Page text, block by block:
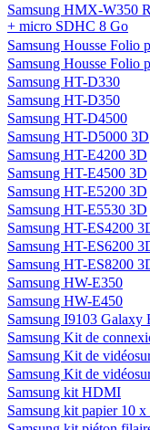
Samsung HMX-W350
+ micro SDHC 8 Go
Samsung Housse Folio
Samsung Housse Folio
Samsung HT-D330
Samsung HT-D350
Samsung HT-D4500
Samsung HT-D5000 3D
Samsung HT-E4200 3D
Samsung HT-E4500 3D
Samsung HT-E5200 3D
Samsung HT-E5530 3D
Samsung HT-ES4200
Samsung HT-ES6200
Samsung HT-ES8200
Samsung HW-E350
Samsung HW-E450
Samsung I9103 Galaxy
Samsung Kit de
Samsung Kit de
Samsung Kit de
Samsung kit HDMI
Samsung kit papier 10 x